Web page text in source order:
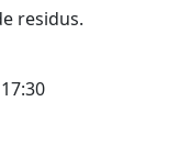
residus.